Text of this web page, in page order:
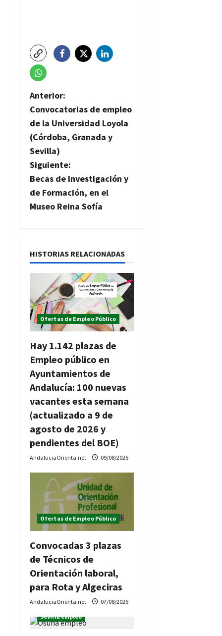
N
a
v
e
g
a
ó
d
e
e
n
t
r
a
d
a
Anterior:
Convocatorias de empleo
de la Universidad Loyola
(Córdoba, Granada y
Sevilla)
Siguiente:
Becas de Investigación y
de Formación, en el
Museo Reina Sofía
HISTORIAS RELACIONADAS
Ofertas de Empleo Público
Hay 1.142 plazas de
Empleo público en
Ayuntamientos de
Andalucía: 100 nuevas
vacantes esta semana
(actualizado a 9 de
agosto de 2026 y
pendientes del BOE)
AndaluciaOrienta.net 09/08/2026
Ofertas de Empleo Público
Convocadas 3 plazas
de Técnicos de
Orientación laboral,
para Rota y Algeciras
AndaluciaOrienta.net 07/08/2026
Ofertas de Empleo Público
Sevilla empleo